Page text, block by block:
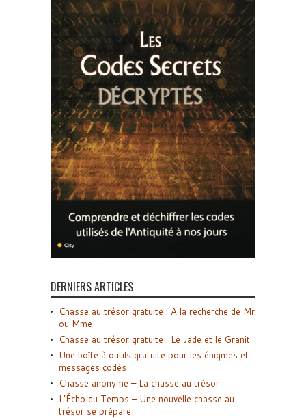
DERNIERS ARTICLES
Chasse au trésor gratuite : A la recherche de Mr
ou Mme
Chasse au trésor gratuite : Le Jade et le Granit
Une boîte à outils gratuite pour les énigmes et
messages codés
Chasse anonyme – La chasse au trésor
L’Écho du Temps – Une nouvelle chasse au
trésor se prépare